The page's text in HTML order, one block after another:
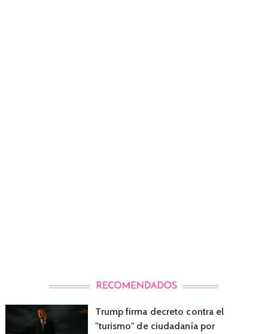
Trump firma decreto contra el
"turismo" de ciudadanía por